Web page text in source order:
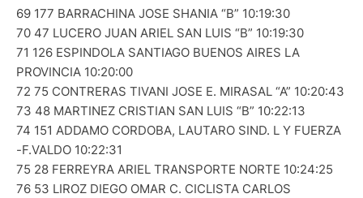
69 177 BARRACHINA JOSE SHANIA “B” 10:19:30
70 47 LUCERO JUAN ARIEL SAN LUIS “B” 10:19:30
71 126 ESPINDOLA SANTIAGO BUENOS AIRES LA
PROVINCIA 10:20:00
72 75 CONTRERAS TIVANI JOSE E. MIRASAL “A” 10:20:43
73 48 MARTINEZ CRISTIAN SAN LUIS “B” 10:22:13
74 151 ADDAMO CORDOBA, LAUTARO SIND. L Y FUERZA
-F.VALDO 10:22:31
75 28 FERREYRA ARIEL TRANSPORTE NORTE 10:24:25
76 53 LIROZ DIEGO OMAR C. CICLISTA CARLOS